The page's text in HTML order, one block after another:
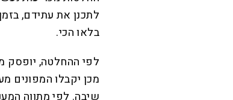
לתכנן את עתידם,
בלאו הכי.
מכן יקבלו המפונים